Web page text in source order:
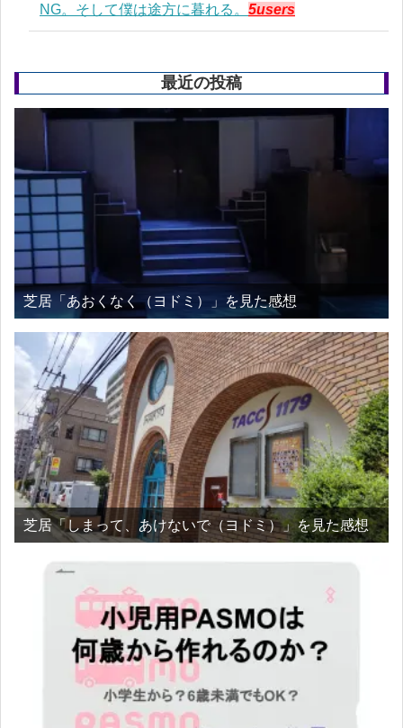
NG。そして僕は途方に暮れる。 5users
最近の投稿
芝居「あおくなく（ヨドミ）」を見た感想
芝居「しまって、あけないで（ヨドミ）」を見た感想